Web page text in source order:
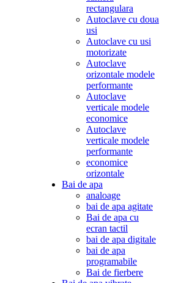
rectangulara
Autoclave cu doua
usi
Autoclave cu usi
motorizate
Autoclave
orizontale modele
performante
Autoclave
verticale modele
economice
Autoclave
verticale modele
performante
economice
orizontale
Bai de apa
analoage
bai de apa agitate
Bai de apa cu
ecran tactil
bai de apa digitale
bai de apa
programabile
Bai de fierbere